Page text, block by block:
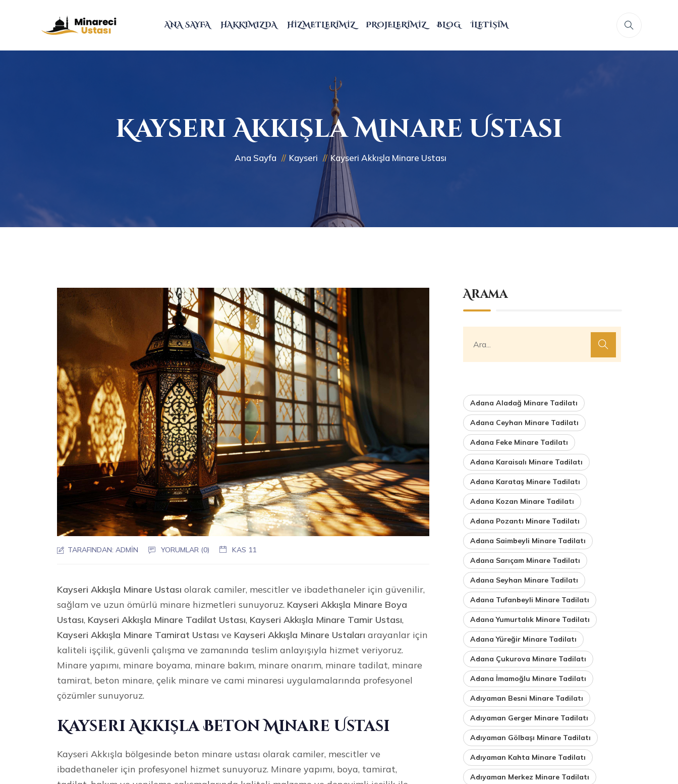
ANA SAYFA HAKKIMIZDA HIZMETLERIMIZ PROJELERIMIZ BLOG İLETIŞIM
Kayseri Akkışla Minare Ustası
Ana Sayfa Kayseri Kayseri Akkışla Minare Ustası
TARAFINDAN:ADMIN YORUMLAR (0) KAS 11
Kayseri Akkışla Minare Ustası olarak camiler, mescitler ve ibadethaneler için güvenilir,
sağlam ve uzun ömürlü minare hizmetleri sunuyoruz. Kayseri Akkışla Minare Boya
Ustası, Kayseri Akkışla Minare Tadilat Ustası, Kayseri Akkışla Minare Tamir Ustası,
Kayseri Akkışla Minare Tamirat Ustası ve Kayseri Akkışla Minare Ustaları arayanlar için
kaliteli işçilik, güvenli çalışma ve zamanında teslim anlayışıyla hizmet veriyoruz.
Minare yapımı, minare boyama, minare bakım, minare onarım, minare tadilat, minare
tamirat, beton minare, çelik minare ve cami minaresi uygulamalarında profesyonel
çözümler sunuyoruz.
Kayseri Akkışla Beton Minare Ustası
Kayseri Akkışla bölgesinde beton minare ustası olarak camiler, mescitler ve
ibadethaneler için profesyonel hizmet sunuyoruz. Minare yapımı, boya, tamirat,
Arama
Adana Aladağ Minare Tadilatı
Adana Ceyhan Minare Tadilatı
Adana Feke Minare Tadilatı
Adana Karaisalı Minare Tadilatı
Adana Karataş Minare Tadilatı
Adana Kozan Minare Tadilatı
Adana Pozantı Minare Tadilatı
Adana Saimbeyli Minare Tadilatı
Adana Sarıçam Minare Tadilatı
Adana Seyhan Minare Tadilatı
Adana Tufanbeyli Minare Tadilatı
Adana Yumurtalık Minare Tadilatı
Adana Yüreğir Minare Tadilatı
Adana Çukurova Minare Tadilatı
Adana İmamoğlu Minare Tadilatı
Adıyaman Besni Minare Tadilatı
Adıyaman Gerger Minare Tadilatı
Adıyaman Gölbaşı Minare Tadilatı
Adıyaman Kahta Minare Tadilatı
Adıyaman Merkez Minare Tadilatı